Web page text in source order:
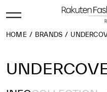
HOME BRANDS